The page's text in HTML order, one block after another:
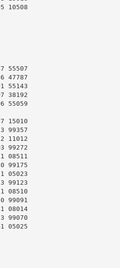
10508
55507
47787
55143
38192
55059
15010
99357
11012
99272
08511
99175
05023
99123
08510
99091
08014
99070
05025